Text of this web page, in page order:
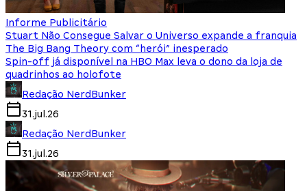
Informe Publicitário
Stuart Não Consegue Salvar o Universo expande a franquia
The Big Bang Theory com “herói” inesperado
Spin-off já disponível na HBO Max leva o dono da loja de
quadrinhos ao holofote
Redação NerdBunker
31.jul.26
Redação NerdBunker
31.jul.26